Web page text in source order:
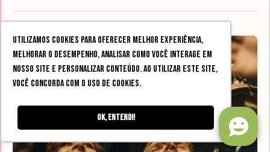
Utilizamos cookies para oferecer melhor experiência,
melhorar o desempenho, analisar como você interage em
nosso site e personalizar conteúdo. Ao utilizar este site,
você concorda com o uso de cookies.
Ok, entendi!